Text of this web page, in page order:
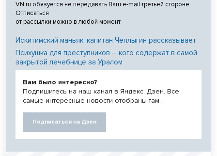
VN.ru обязуется не передавать Ваш e-mail третьей стороне.
Отписаться
от рассылки можно в любой момент
Искитимский маньяк: капитан Чеплыгин рассказывает
Психушка для преступников – кого содержат в самой
закрытой лечебнице за Уралом
Вам было интересно?
Подпишитесь на наш канал в Яндекс. Дзен. Все
самые интересные новости отобраны там.
Подписаться на Дзен